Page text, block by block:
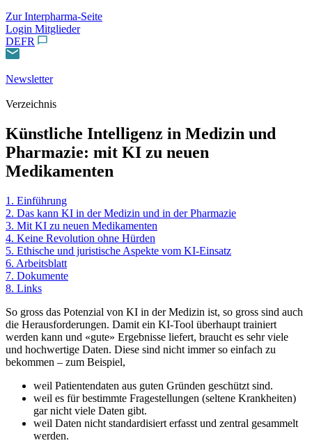
Zur Interpharma-Seite
Login Mitglieder
DEFR
Newsletter
Verzeichnis
Künstliche Intelligenz in Medizin und
Pharmazie: mit KI zu neuen
Medikamenten
1. Einführung
2. Das kann KI in der Medizin und in der Pharmazie
3. Mit KI zu neuen Medikamenten
4. Keine Revolution ohne Hürden
5. Ethische und juristische Aspekte vom KI-Einsatz
6. Arbeitsblatt
7. Dokumente
8. Links
So gross das Potenzial von KI in der Medizin ist, so gross sind auch
die Herausforderungen. Damit ein KI-Tool überhaupt trainiert
werden kann und «gute» Ergebnisse liefert, braucht es sehr viele
und hochwertige Daten. Diese sind nicht immer so einfach zu
bekommen – zum Beispiel,
weil Patientendaten aus guten Gründen geschützt sind.
weil es für bestimmte Fragestellungen (seltene Krankheiten)
gar nicht viele Daten gibt.
weil Daten nicht standardisiert erfasst und zentral gesammelt
werden.